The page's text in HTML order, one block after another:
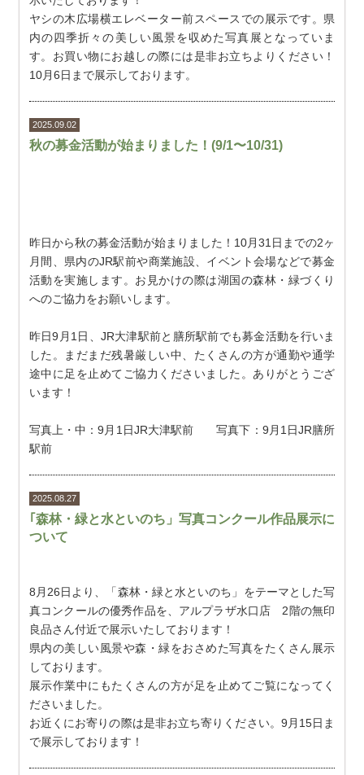
ヤシの木広場横エレベーター前スペースでの展示です。県
内の四季折々の美しい風景を収めた写真展となっていま
す。お買い物にお越しの際には是非お立ちよりください！
10月6日まで展示しております。
秋の募金活動が始まりました！(9/1〜10/31)
2025.09.02
昨日から秋の募金活動が始まりました！10月31日までの2ヶ
月間、県内のJR駅前や商業施設、イベント会場などで募金
活動を実施します。お見かけの際は湖国の森林・緑づくり
へのご協力をお願いします。
昨日9月1日、JR大津駅前と膳所駅前でも募金活動を行いま
した。まだまだ残暑厳しい中、たくさんの方が通勤や通学
途中に足を止めてご協力くださいました。ありがとうござ
います！
写真上・中：9月1日JR大津駅前 写真下：9月1日JR膳所
駅前
｢森林・緑と水といのち」写真コンクール作品展示に
ついて
2025.08.27
8月26日より、「森林・緑と水といのち」をテーマとした写
真コンクールの優秀作品を、アルプラザ水口店 2階の無印
良品さん付近で展示いたしております！
県内の美しい風景や森・緑をおさめた写真をたくさん展示
しております。
展示作業中にもたくさんの方が足を止めてご覧になってく
ださいました。
お近くにお寄りの際は是非お立ち寄りください。9月15日ま
で展示しております！